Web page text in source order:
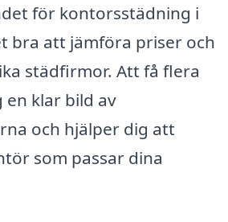
för kontorsstädning i
bra att jämföra priser och
städfirmor. Att få flera
klar bild av
och hjälper dig att
som passar dina